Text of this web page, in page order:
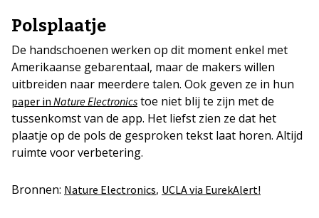
Polsplaatje
De handschoenen werken op dit moment enkel met
Amerikaanse gebarentaal, maar de makers willen
uitbreiden naar meerdere talen. Ook geven ze in hun
paper in Nature Electronics toe niet blij te zijn met de
tussenkomst van de app. Het liefst zien ze dat het
plaatje op de pols de gesproken tekst laat horen. Altijd
ruimte voor verbetering.
Bronnen: Nature Electronics, UCLA via EurekAlert!